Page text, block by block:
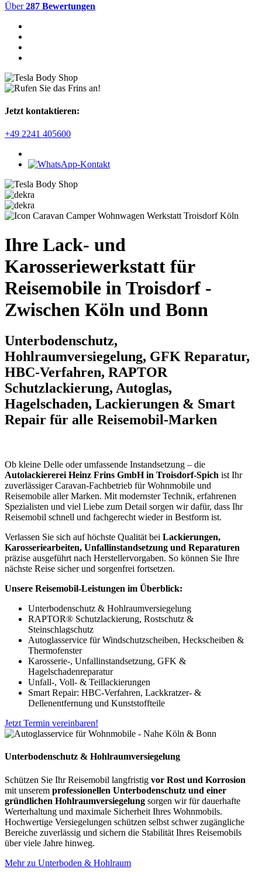
Über287 Bewertungen
Jetzt kontaktieren:
+49 2241 405600
Ihre Lack- und
Karosseriewerkstatt für
Reisemobile in Troisdorf -
Zwischen Köln und Bonn
Unterbodenschutz,
Hohlraumversiegelung, GFK Reparatur,
HBC-Verfahren, RAPTOR
Schutzlackierung, Autoglas,
Hagelschaden, Lackierungen & Smart
Repair für alle Reisemobil-Marken
Ob kleine Delle oder umfassende Instandsetzung – die
Autolackiererei Heinz Frins GmbH in Troisdorf-Spich ist Ihr
zuverlässiger Caravan-Fachbetrieb für Wohnmobile und
Reisemobile aller Marken. Mit modernster Technik, erfahrenen
Spezialisten und viel Liebe zum Detail sorgen wir dafür, dass Ihr
Reisemobil schnell und fachgerecht wieder in Bestform ist.
Verlassen Sie sich auf höchste Qualität bei Lackierungen,
Karosseriearbeiten, Unfallinstandsetzung und Reparaturen
präzise ausgeführt nach Herstellervorgaben. So können Sie Ihre
nächste Reise sicher und sorgenfrei fortsetzen.
Unsere Reisemobil-Leistungen im Überblick:
Unterbodenschutz & Hohlraumversiegelung
RAPTOR® Schutzlackierung, Rostschutz &
Steinschlagschutz
Autoglasservice für Windschutzscheiben, Heckscheiben &
Thermofenster
Karosserie-, Unfallinstandsetzung, GFK &
Hagelschadenreparatur
Unfall-, Voll- & Teillackierungen
Smart Repair: HBC-Verfahren, Lackkratzer- &
Dellenentfernung und Kunststoffteile
Jetzt Termin vereinbaren!
Unterbodenschutz & Hohlraumversiegelung
Schützen Sie Ihr Reisemobil langfristig vor Rost und Korrosion
mit unserem professionellen Unterbodenschutz und einer
gründlichen Hohlraumversiegelung sorgen wir für dauerhafte
Werterhaltung und maximale Sicherheit Ihres Wohnmobils.
Hochwertige Versiegelungen schützen selbst schwer zugängliche
Bereiche zuverlässig und sichern die Stabilität Ihres Reisemobils
über viele Jahre hinweg.
Mehr zu Unterboden & Hohlraum